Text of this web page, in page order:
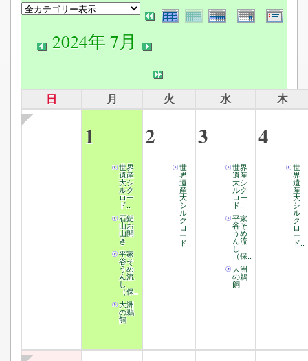
2024年 7月
日 月 火 水 木
1
世界
遺産
大シ
ルク
ロー
ド..
石鎚
山お
山開
き
平家
谷そ
うめ
ん流
し
（保..
大洲
の鵜
飼
2
世
界
遺
産
大
シ
ル
ク
ロ
ー
ド..
3
世界
遺産
大シ
ルク
ロー
ド..
平家
谷そ
うめ
ん流
し
（保..
大洲
の鵜
飼
4
世
界
遺
産
大
シ
ル
ク
ロ
ー
ド..